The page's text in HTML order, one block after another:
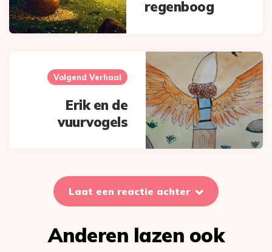
regenboog
Volgend Verhaal
Erik en de
vuurvogels
Laat een reactie achter
Anderen lazen ook